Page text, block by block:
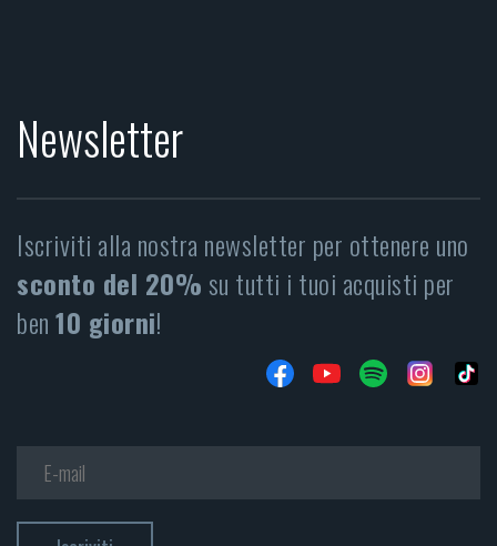
Newsletter
Iscriviti alla nostra newsletter per ottenere uno
sconto del 20%su tutti i tuoi acquisti per
ben10 giorni!